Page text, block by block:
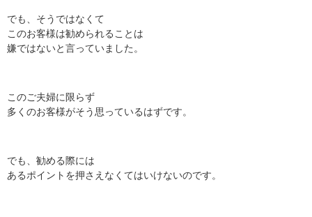
でも、そうではなくて
このお客様は勧められることは
嫌ではないと言っていました。
このご夫婦に限らず
多くのお客様がそう思っているはずです。
でも、勧める際には
あるポイントを押さえなくてはいけないのです。